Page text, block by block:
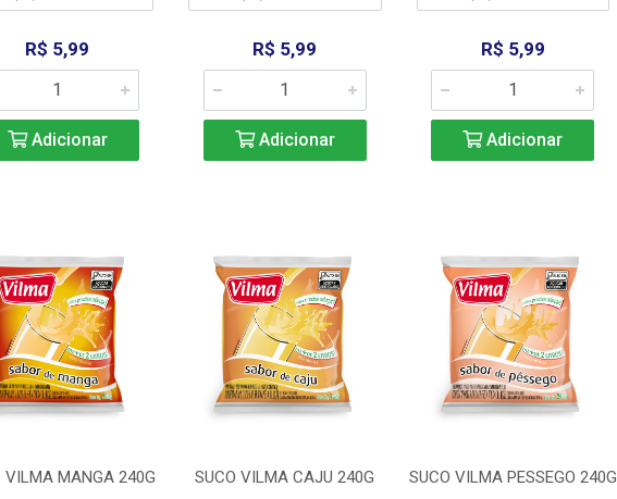
R$ 5,99
Adicionar
R$ 5,99
Adicionar
R$ 5,99
Adicionar
VILMA MANGA 240G SUCO VILMA CAJU 240G SUCO VILMA PESSEGO 240G